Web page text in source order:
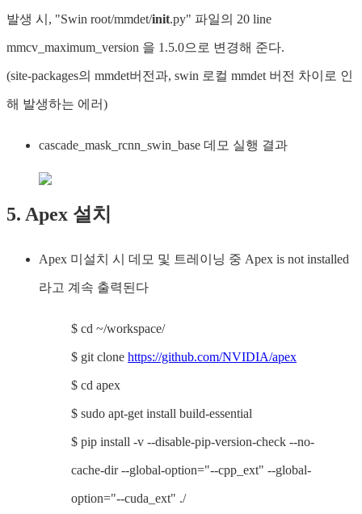
발생 시, "Swin root/mmdet/init.py" 파일의 20 line
mmcv_maximum_version 을 1.5.0으로 변경해 준다.
(site-packages의 mmdet버전과, swin 로컬 mmdet 버전 차이로 인
해 발생하는 에러)
cascade_mask_rcnn_swin_base 데모 실행 결과
5. Apex 설치
Apex 미설치 시 데모 및 트레이닝 중 Apex is not installed
라고 계속 출력된다
$ cd ~/workspace/
$ git clone https://github.com/NVIDIA/apex
$ cd apex
$ sudo apt-get install build-essential
$ pip install -v --disable-pip-version-check --no-
cache-dir --global-option="--cpp_ext" --global-
option="--cuda_ext" ./